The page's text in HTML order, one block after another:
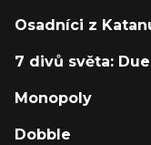
Osadníci z
7 divů světa:
Monopoly
Dobble